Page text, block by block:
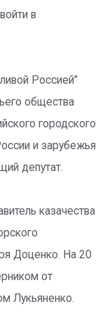
в
Россией"
общества
городского
и зарубежья
депутат.
казачества
Доценко. На 20
от
Лукьяненко.